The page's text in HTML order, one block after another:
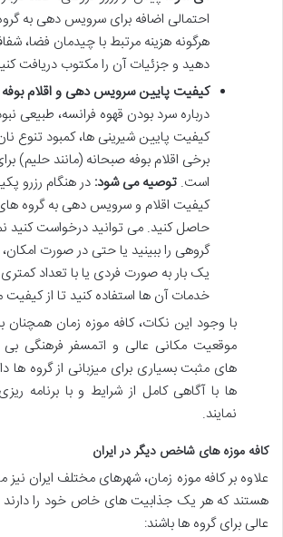
احتمالی اضافه برای سرویس دهی به
هرگونه هزینه مرتبط با چیدمان فضا،
دهید و جزئیات آن را مکتوب دریافت
کیفیت پایین سرویس دهی و اقلام
درباره سرد بودن قهوه فرانسه، طبیعی
کیفیت پایین شیرینی ها، کمبود تنوع
برخی اقلام بوفه صبحانه (مانند حلیم)
است. توصیه می شود: در هنگام رزرو
کیفیت اقلام و سرویس دهی به گروه
حاصل کنید. می توانید درخواست کنید
گروهی را ببینید یا حتی در صورت
یک بار به صورت فردی یا با تعداد کمتری
خدمات آن ها استفاده کنید تا از
با وجود این نکات، کافه موزه زمان
موقعیت مکانی عالی و اتمسفر فرهنگی بی
های مثبت بسیاری برای میزبانی از گروه ها
ها با آگاهی کامل از شرایط و با برنامه
نمایند.
کافه موزه های شاخص دیگر در ایران
علاوه بر کافه موزه زمان، شهرهای مختلف ایران نیز
هستند که هر یک جذابیت های خاص خود را
عالی برای گروه ها باشند: